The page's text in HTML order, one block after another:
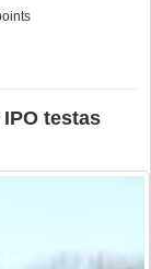
testas